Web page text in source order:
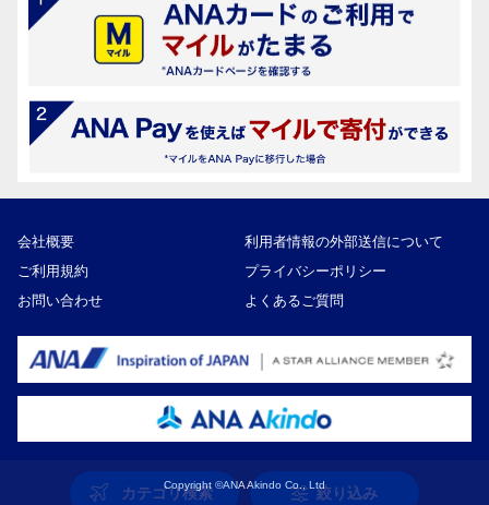
カテゴリ検索 絞り込み
会社概要
利用者情報の外部送信について
ご利用規約
プライバシーポリシー
お問い合わせ
よくあるご質問
Copyright ©ANA Akindo Co., Ltd